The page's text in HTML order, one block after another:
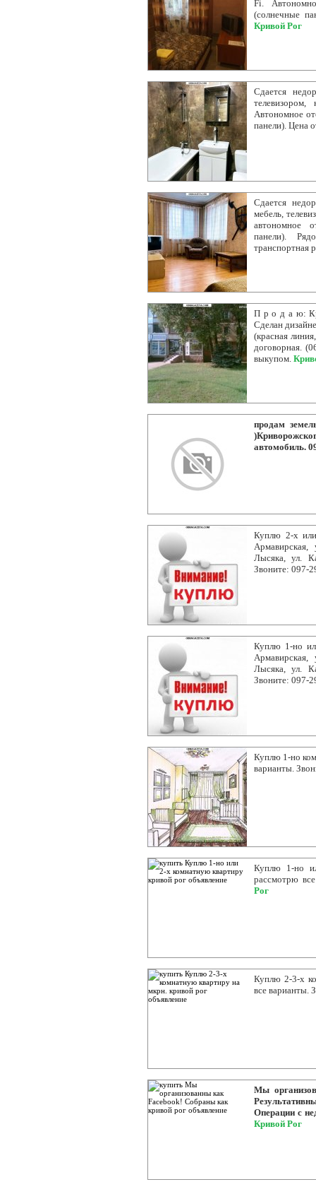
Fi.
(солнечные
Кривой Рог
Сдается
Автономное
панели). Цена
Сдается
мебель,
автономное
панели).
транспортная
П р о д а ю:
Сделан
(красная
договорная.
выкупом.
продам
автомобиль.
Куплю 2-х
Армавирская,
Лысяка, ул.
Звоните: 097-
Куплю 1-но
Армавирская,
Лысяка, ул.
Звоните: 097-
Куплю 1-но
варианты.
Куплю 1-но
рассмотрю
Рог
Куплю 2-3-х
все варианты.
Мы
Операции с
Кривой Рог